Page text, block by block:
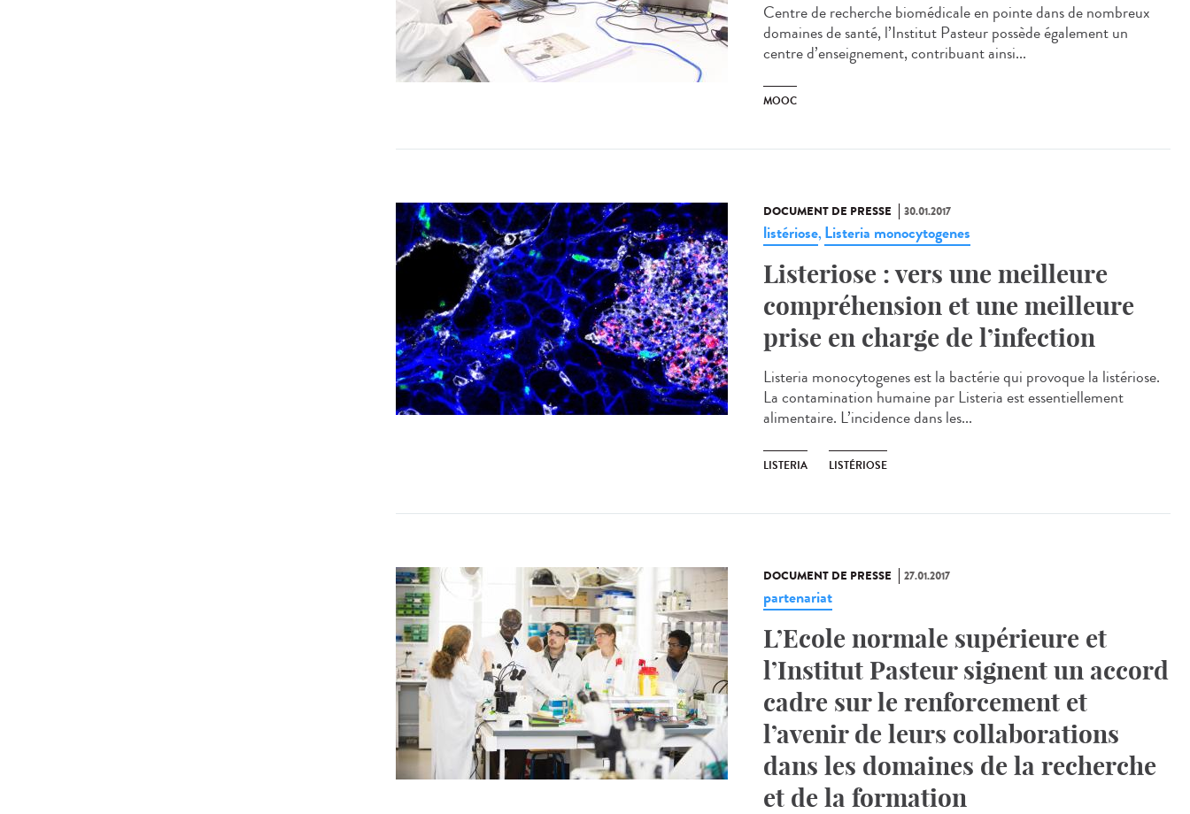
Centre de recherche biomédicale en pointe dans de nombreux
domaines de santé, l’Institut Pasteur possède également un
centre d’enseignement, contribuant ainsi...
MOOC
DOCUMENT DE PRESSE 30.01.2017
listériose, Listeria monocytogenes
Listeriose : vers une meilleure
compréhension et une meilleure
prise en charge de l’infection
Listeria monocytogenes est la bactérie qui provoque la listériose.
La contamination humaine par Listeria est essentiellement
alimentaire. L’incidence dans les...
LISTERIA LISTÉRIOSE
DOCUMENT DE PRESSE 27.01.2017
partenariat
L’Ecole normale supérieure et
l’Institut Pasteur signent un accord
cadre sur le renforcement et
l’avenir de leurs collaborations
dans les domaines de la recherche
et de la formation